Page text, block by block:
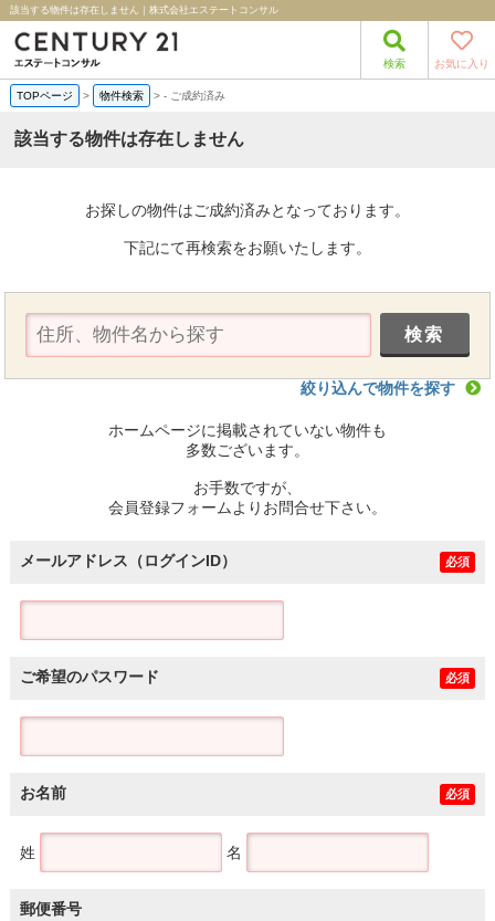
該当する物件は存在しません｜株式会社エステートコンサル
検索 お気に入り
TOPページ > 物件検索 >- ご成約済み
該当する物件は存在しません
お探しの物件はご成約済みとなっております。
下記にて再検索をお願いたします。
絞り込んで物件を探す
ホームページに掲載されていない物件も
多数ございます。
お手数ですが、
会員登録フォームよりお問合せ下さい。
メールアドレス（ログインID） 必須
ご希望のパスワード 必須
お名前 必須
姓 名
郵便番号